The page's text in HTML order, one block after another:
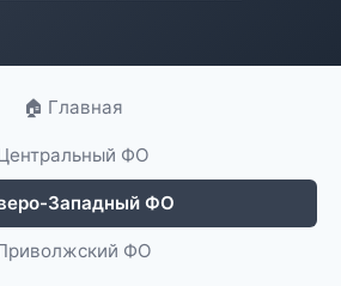
🏠 Главная
ФО
Западный ФО
ФО